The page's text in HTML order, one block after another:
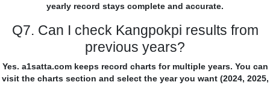
yearly record stays complete and accurate.
Q7. Can I check Kangpokpi results from
previous years?
Yes. a1satta.com keeps record charts for multiple years. You can
visit the charts section and select the year you want (2024, 2025,